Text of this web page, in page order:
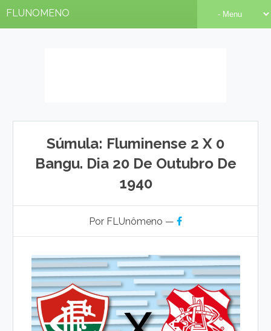
FLUNOMENO
Súmula: Fluminense 2 X 0
Bangu. Dia 20 De Outubro De
1940
Por FLUnômeno —